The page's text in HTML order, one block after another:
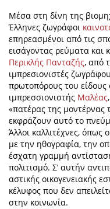
Μέσα στη δίνη της
Έλληνες ζωγράφοι
επηρεασμένοι από τις
εισάγοντας ρεύματα
Περικλής Πανταζής, από
ιμπρεσιονιστές
πρωτοπόρους του είδους
ιμπρεσσιονιστής Μαλέας
«πατέρας της μοντέρνας
εκφράζουν αυτό το
Άλλοι καλλιτέχνες, όπως ο
με την ηθογραφία, την
έσχατη γραμμή
πολιτισμό. Σ’ αυτήν
αστικής οικογενειακής
κέλυφος που δεν
στην κοινωνία.